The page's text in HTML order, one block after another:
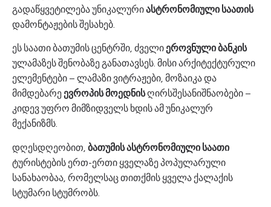
გადაწყვეტილება უნიკალურიასტრონომიული საათის
დამონტაჟების შესახებ.
ეს საათი ბათუმის ცენტრში, ძველიეროვნული ბანკის
ულამაზეს შენობაზე განათავსეს. მისი არქიტექტურული
ელემენტები – ლამაზი ვიტრაჟები, მოზაიკა და
მიმდებარეევროპის მოედნისღირსშესანიშნაობები –
კიდევ უფრო მიმზიდველს ხდის ამ უნიკალურ
მექანიზმს.
დღესდღეობით, ბათუმის ასტრონომიული საათი
ტურისტების ერთ-ერთი ყველაზე პოპულარული
სანახაობაა, რომელსაც თითქმის ყველა ქალაქის
სტუმარი სტუმრობს.